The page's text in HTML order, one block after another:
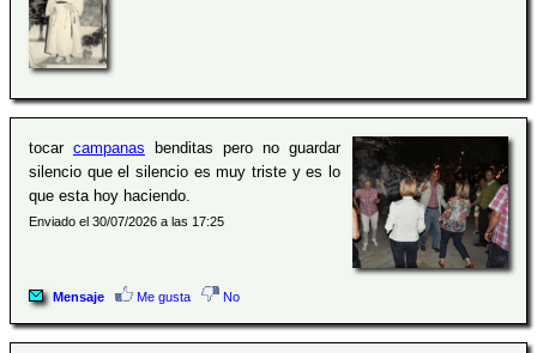
tocar campanas benditas pero no guardar
silencio que el silencio es muy triste y es lo
que esta hoy haciendo.
Enviado el 30/07/2026 a las 17:25
Mensaje Me gusta No